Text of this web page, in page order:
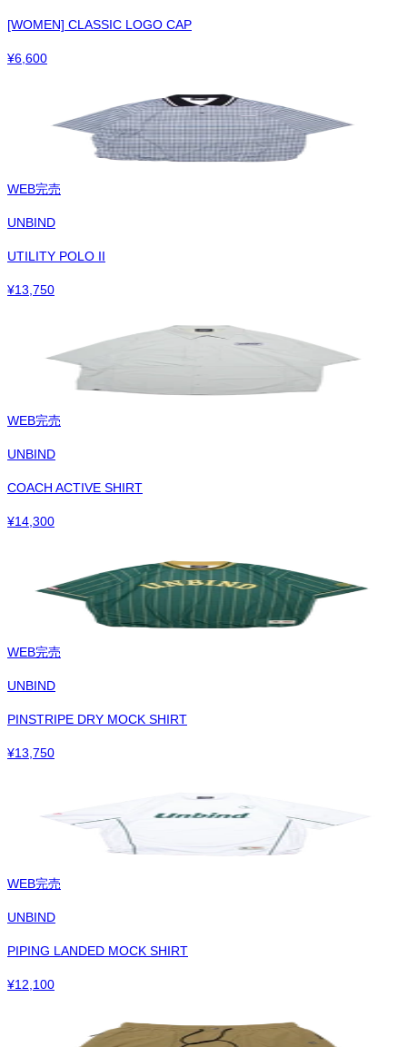
[WOMEN] CLASSIC LOGO CAP
¥6,600
WEB完売
UNBIND
UTILITY POLO II
¥13,750
WEB完売
UNBIND
COACH ACTIVE SHIRT
¥14,300
WEB完売
UNBIND
PINSTRIPE DRY MOCK SHIRT
¥13,750
WEB完売
UNBIND
PIPING LANDED MOCK SHIRT
¥12,100